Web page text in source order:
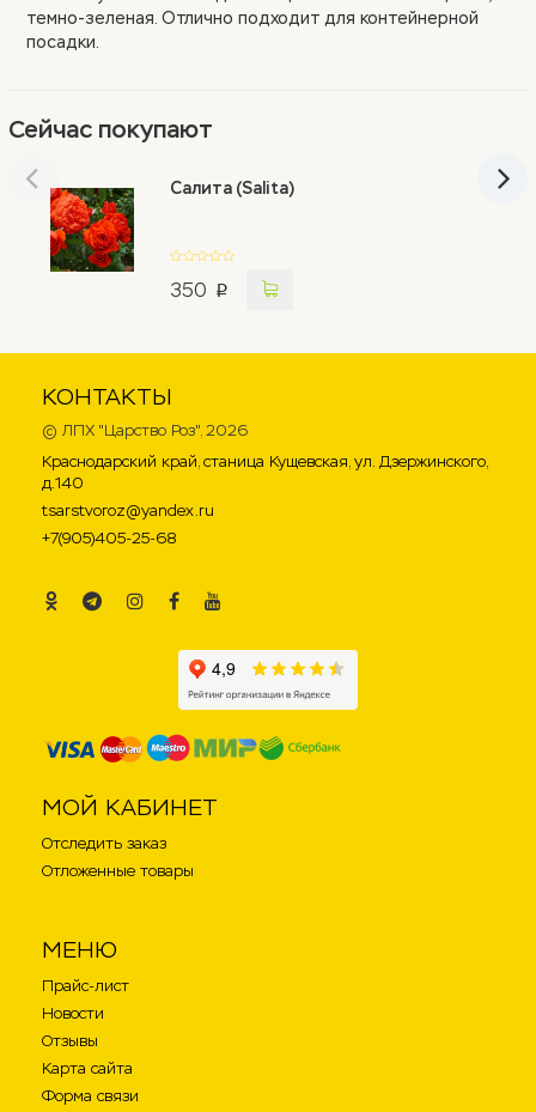
темно-зеленая. Отлично подходит для контейнерной
посадки.
Сейчас покупают
350 p
Салита (Salita)
КОНТАКТЫ
© ЛПХ "Царство Роз", 2026
Краснодарский край, станица Кущевская, ул. Дзержинского,
д.140
tsarstvoroz@yandex.ru
+7(905)405-25-68
МОЙ КАБИНЕТ
Отследить заказ
Отложенные товары
МЕНЮ
Прайс-лист
Новости
Отзывы
Карта сайта
Форма связи